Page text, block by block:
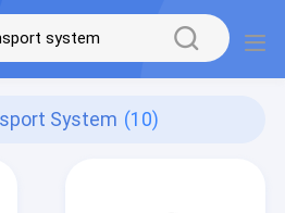
System (10)